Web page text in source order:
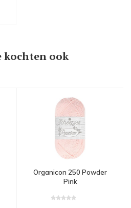
kochten ook
Organicon 250 Powder
Pink